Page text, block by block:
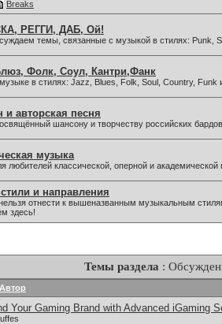
Breaks
РЕГГИ, ДАБ, Ой!
темы, связанные с музыкой в стилях: Punk,
Фолк, Соул, Кантри,Фанк
в стилях: Jazz, Blues, Folk, Soul, Country, Funk
и авторская песня
шансону и творчеству российских
музыка
любителей классической, оперной и академической
и направления
отнести к вышеназванным музыкальным
здесь!
Темы раздела :
Автор
Your Gaming Brand with Advanced iGaming